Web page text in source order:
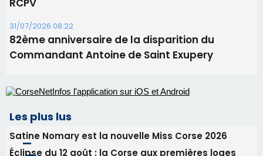
06/08/2026 15:04
Alata - Soirée Tango Argentin au stade de San
Benedetto
05/08/2026 09:53
procession le 14 août
31/07/2026 08:24
Tennis - Début ce week-end du tournoi du
RCPV